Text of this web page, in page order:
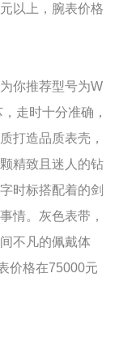
以上，腕表价格
你推荐型号为W
走时十分准确，
打造品质表壳，
精致且迷人的钻
时标搭配着的剑
情。灰色表带，
不凡的佩戴体
价格在75000元